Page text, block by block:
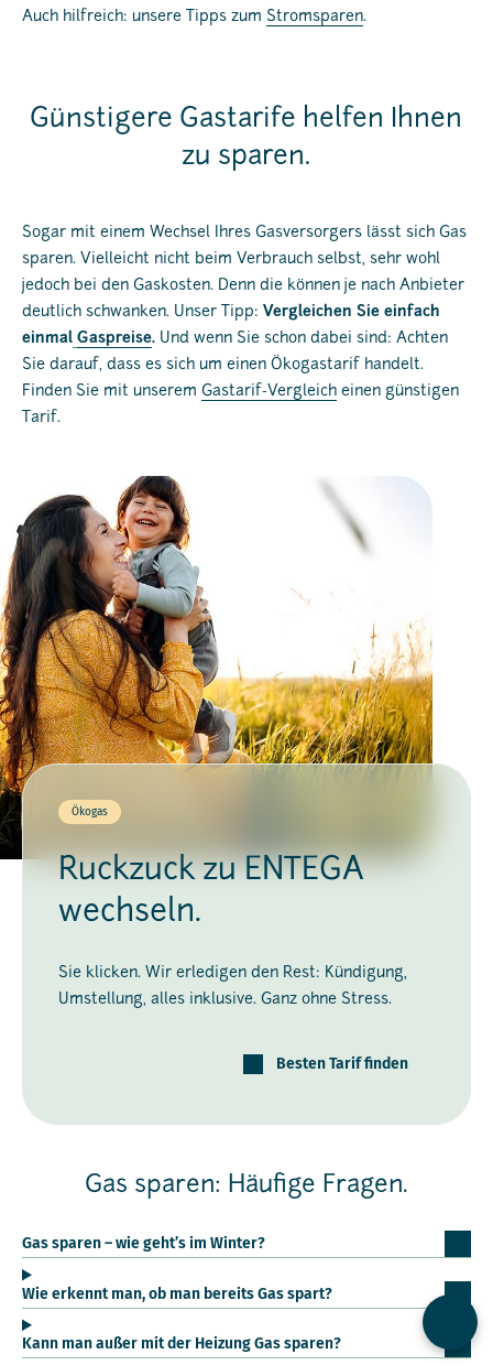
Auch hilfreich: unsere Tipps zum Stromsparen.
Günstigere Gastarife helfen Ihnen
zu sparen.
Sogar mit einem Wechsel Ihres Gasversorgers lässt sich Gas
sparen. Vielleicht nicht beim Verbrauch selbst, sehr wohl
jedoch bei den Gaskosten. Denn die können je nach Anbieter
deutlich schwanken. Unser Tipp: Vergleichen Sie einfach
einmal Gaspreise. Und wenn Sie schon dabei sind: Achten
Sie darauf, dass es sich um einen Ökogastarif handelt.
Finden Sie mit unserem Gastarif-Vergleich einen günstigen
Tarif.
Ökogas
Ruckzuck zu ENTEGA
wechseln.
Sie klicken. Wir erledigen den Rest: Kündigung,
Umstellung, alles inklusive. Ganz ohne Stress.
Besten Tarif finden
Gas sparen: Häufige Fragen.
Gas sparen – wie geht’s im Winter?
Wie erkennt man, ob man bereits Gas spart?
Kann man außer mit der Heizung Gas sparen?